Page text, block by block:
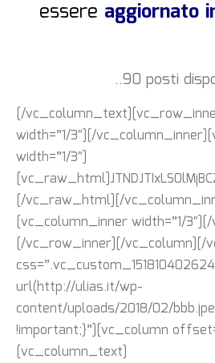
essere aggiornato
..90 posti
[/
width=”1/3″][/
width=”1/3″]
[/vc_raw_html][/
[vc_column_inner width=”1/
[/vc_row_inner][/vc_column][/
url(http://ulias.it/wp-
content/uploads/2018/02/
!important;}”][vc_column
[vc_column_text]